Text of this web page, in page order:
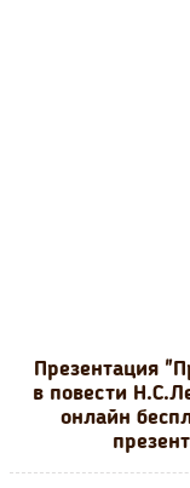
Презентация
в повести
онлайн